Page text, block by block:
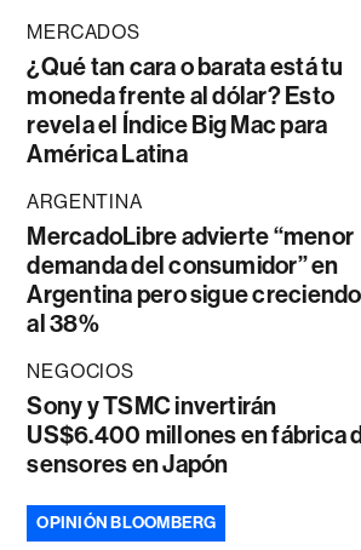
MERCADOS
¿Qué tan cara o barata está tu
moneda frente al dólar? Esto
revela el Índice Big Mac para
América Latina
ARGENTINA
MercadoLibre advierte “menor
demanda del consumidor” en
Argentina pero sigue creciendo
al 38%
NEGOCIOS
Sony y TSMC invertirán
US$6.400 millones en fábrica
sensores en Japón
OPINIÓN BLOOMBERG